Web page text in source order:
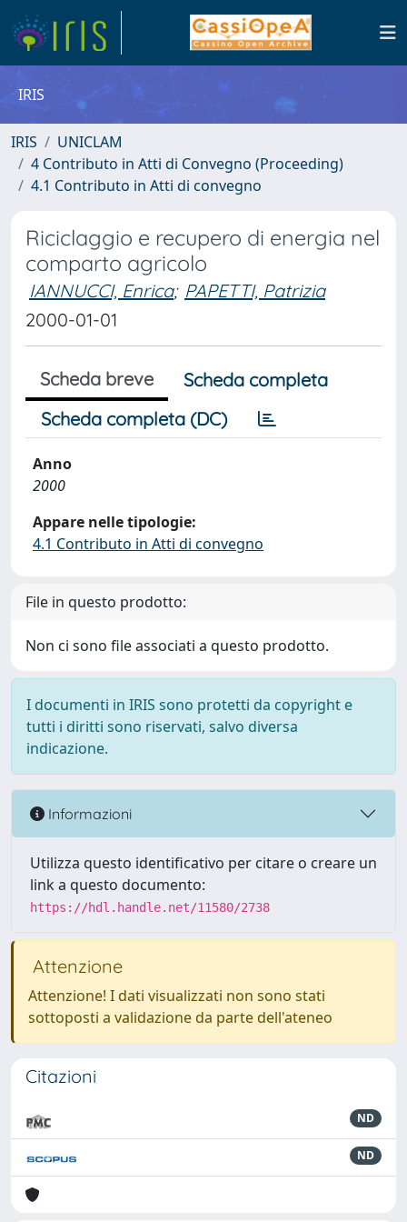
IRIS
IRIS
UNICLAM
4 Contributo in Atti di Convegno (Proceeding)
4.1 Contributo in Atti di convegno
Riciclaggio e recupero di energia nel
comparto agricolo
IANNUCCI, Enrica; PAPETTI, Patrizia
2000-01-01
Scheda breve
Scheda completa
Scheda completa (DC)
Anno
2000
Appare nelle tipologie:
4.1 Contributo in Atti di convegno
File in questo prodotto:
Non ci sono file associati a questo prodotto.
I documenti in IRIS sono protetti da copyright e
tutti i diritti sono riservati, salvo diversa
indicazione.
Informazioni
Utilizza questo identificativo per citare o creare un
link a questo documento:
https://hdl.handle.net/11580/2738
Attenzione
Attenzione! I dati visualizzati non sono stati
sottoposti a validazione da parte dell'ateneo
Citazioni
ND
ND